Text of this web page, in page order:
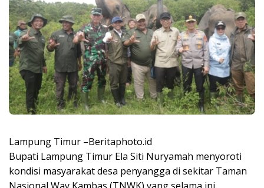
Lampung Timur –Beritaphoto.id
Bupati Lampung Timur Ela Siti Nuryamah menyoroti
kondisi masyarakat desa penyangga di sekitar Taman